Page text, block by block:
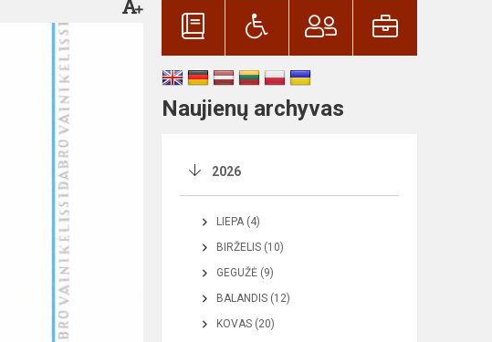
Naujienų archyvas
2026
LIEPA (4)
BIRŽELIS (10)
GEGUŽĖ (9)
BALANDIS (12)
KOVAS (20)